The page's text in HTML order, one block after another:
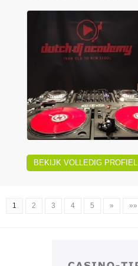
BEKIJK VOLLEDIG PROFIEL
1 2 3 4 5 » »»